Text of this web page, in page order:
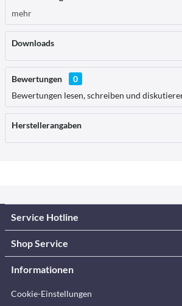
mehr
Downloads
Bewertungen
0
Bewertungen lesen, schreiben und
Herstellerangaben
Service Hotline
Shop Service
Informationen
Cookie-Einstellungen